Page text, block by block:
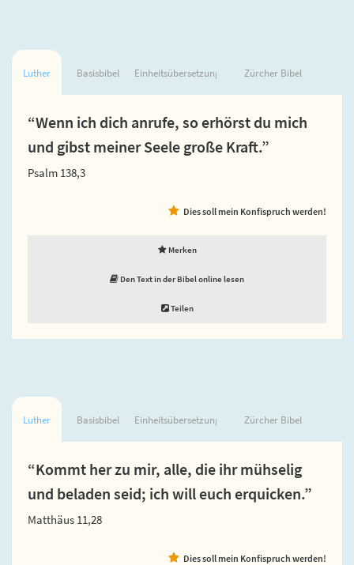
Luther Basisbibel Einheitsübersetzung Zürcher Bibel
“Wenn ich dich anrufe, so erhörst du mich
und gibst meiner Seele große Kraft.”
Psalm 138,3
Dies soll mein Konfispruch werden!
Merken
Den Text in der Bibel online lesen
Teilen
Luther Basisbibel Einheitsübersetzung Zürcher Bibel
“Kommt her zu mir, alle, die ihr mühselig
und beladen seid; ich will euch erquicken.”
Matthäus 11,28
Dies soll mein Konfispruch werden!